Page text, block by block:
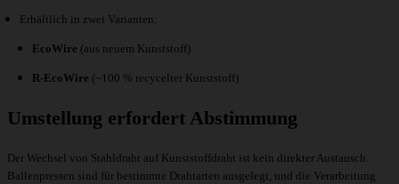
Erhältlich in zwei Varianten:
EcoWire (aus neuem Kunststoff)
R-EcoWire (~100 % recycelter Kunststoff)
Umstellung erfordert Abstimmung
Der Wechsel von Stahldraht auf Kunststoffdraht ist kein direkter Austausch.
Ballenpressen sind für bestimmte Drahtarten ausgelegt, und die Verarbeitung